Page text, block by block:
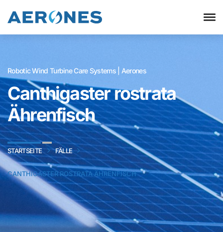
Robotic Wind Turbine Care Systems | Aerones
Canthigaster rostrata
Ährenfisch
STARTSEITE FÄLLE
CANTHIGASTER ROSTRATA ÄHRENFISCH